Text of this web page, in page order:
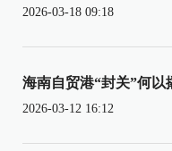
2026-03-18 09:18
海南自贸港“封关”何以
2026-03-12 16:12